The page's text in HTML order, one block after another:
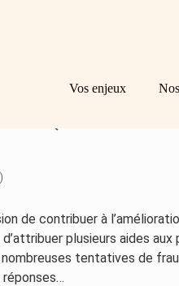
Vos enjeux
de contribuer à
plusieurs aides aux
tentatives de
réponses…